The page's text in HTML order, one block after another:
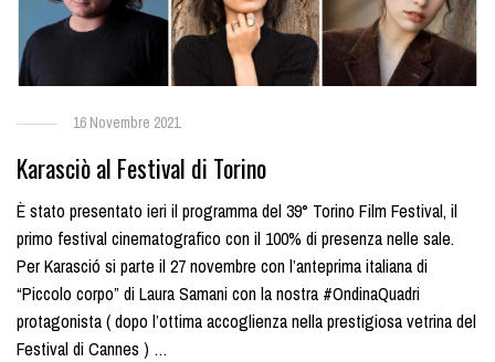
16 Novembre 2021
Karasciò al Festival di Torino
È stato presentato ieri il programma del 39° Torino Film Festival, il
primo festival cinematografico con il 100% di presenza nelle sale.
Per Karasció si parte il 27 novembre con l’anteprima italiana di
“Piccolo corpo” di Laura Samani con la nostra #OndinaQuadri
protagonista ( dopo l’ottima accoglienza nella prestigiosa vetrina del
Festival di Cannes ) …